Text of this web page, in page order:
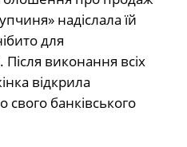
надіслала їй
для
виконання всіх
відкрила
банківського